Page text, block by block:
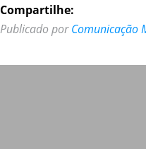
Compartilhe:
Publicado porComunicação